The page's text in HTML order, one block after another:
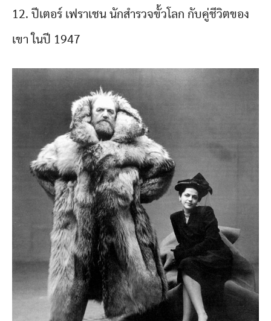
12. ปีเตอร์ เฟราเชน นักสำรวจขั้วโลก กับคู่ชีวิตของ
เขา ในปี 1947